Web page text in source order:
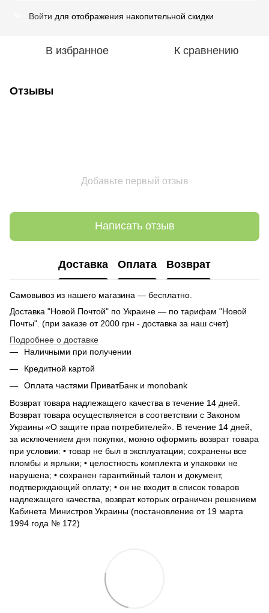
Войти для отображения накопительной скидки
В избранное К сравнению
Отзывы
Добавьте первый отзыв
Написать отзыв
Доставка Оплата Возврат
Самовывоз из нашего магазина — бесплатно.
Доставка "Новой Почтой" по Украине — по тарифам "Новой
Почты". (при заказе от 2000 грн - доставка за наш счет)
Подробнее о доставке
Наличными при получении
Кредитной картой
Оплата частями ПриватБанк и monobank
Возврат товара надлежащего качества в течение 14 дней.
Возврат товара осуществляется в соответствии с Законом
Украины «О защите прав потребителей». В течение 14 дней,
за исключением дня покупки, можно оформить возврат товара
при условии: • товар не был в эксплуатации; сохранены все
пломбы и ярлыки; • целостность комплекта и упаковки не
нарушена; • сохранен гарантийный талон и документ,
подтверждающий оплату; • он не входит в список товаров
надлежащего качества, возврат которых ограничен решением
Кабинета Министров Украины (постановление от 19 марта
1994 года № 172)